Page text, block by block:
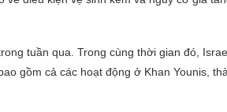
tuần qua. Trong cùng thời gian đó,
gồm cả các hoạt động ở Khan Younis,